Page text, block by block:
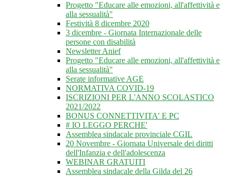
Progetto "Educare alle emozioni, all'affettività e
alla sessualità"
Festività 8 dicembre 2020
3 dicembre - Giornata Internazionale delle
persone con disabilità
Newsletter Anief
Progetto "Educare alle emozioni, all'affettività e
alla sessualità"
Serate informative AGE
NORMATIVA COVID-19
ISCRIZIONI PER L'ANNO SCOLASTICO
2021/2022
BONUS CONNETTIVITA' E PC
# IO LEGGO PERCHE'
Assemblea sindacale provinciale CGIL
20 Novembre - Giornata Universale dei diritti
dell'Infanzia e dell'adolescenza
WEBINAR GRATUITI
Assemblea sindacale della Gilda del 26